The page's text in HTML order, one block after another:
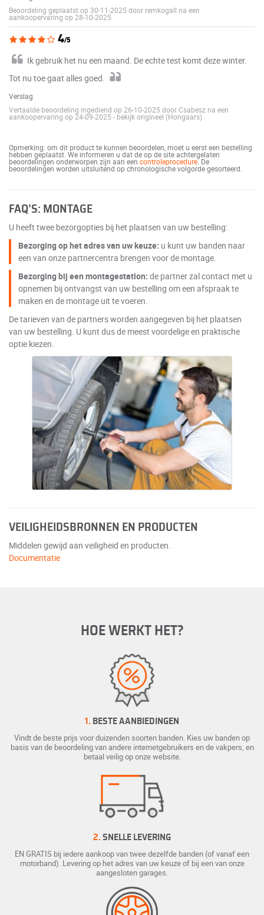
Beoordeling geplaatst op 30-11-2025 door remkogall na een
aankoopervaring op 28-10-2025
4/5
Ik gebruik het nu een maand. De echte test komt deze winter.
Tot nu toe gaat alles goed.
Verslag
Vertaalde beoordeling ingediend op 26-10-2025 door Csabesz na een
aankoopervaring op 24-09-2025 - bekijk origineel (Hongaars)
Opmerking: om dit product te kunnen beoordelen, moet u eerst een bestelling
hebben geplaatst. We informeren u dat de op de site achtergelaten
beoordelingen onderworpen zijn aan een controleprocedure. De
beoordelingen worden uitsluitend op chronologische volgorde gesorteerd.
FAQ’S: MONTAGE
U heeft twee bezorgopties bij het plaatsen van uw bestelling:
Bezorging op het adres van uw keuze: u kunt uw banden naar
een van onze partnercentra brengen voor de montage.
Bezorging bij een montagestation: de partner zal contact met u
opnemen bij ontvangst van uw bestelling om een afspraak te
maken en de montage uit te voeren.
De tarieven van de partners worden aangegeven bij het plaatsen
van uw bestelling. U kunt dus de meest voordelige en praktische
optie kiezen.
VEILIGHEIDSBRONNEN EN PRODUCTEN
Middelen gewijd aan veiligheid en producten.
Documentatie
HOE WERKT HET?
1. BESTE AANBIEDINGEN
Vindt de beste prijs voor duizenden soorten banden. Kies uw banden op
basis van de beoordeling van andere internetgebruikers en de vakpers, en
betaal veilig op onze website.
2. SNELLE LEVERING
EN GRATIS bij iedere aankoop van twee dezelfde banden (of vanaf een
motorband). Levering op het adres van uw keuze of bij een van onze
aangesloten garages.